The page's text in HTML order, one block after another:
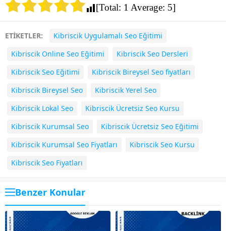
[Total: 1 Average: 5]
ETİKETLER:
Kibriscik Uygulamalı Seo Eğitimi
Kibriscik Online Seo Eğitimi
Kibriscik Seo Dersleri
Kibriscik Seo Eğitimi
Kibriscik Bireysel Seo fiyatları
Kibriscik Bireysel Seo
Kibriscik Yerel Seo
Kibriscik Lokal Seo
Kibriscik Ücretsiz Seo Kursu
Kibriscik Kurumsal Seo
Kibriscik Ücretsiz Seo Eğitimi
Kibriscik Kurumsal Seo Fiyatları
Kibriscik Seo Kursu
Kibriscik Seo Fiyatları
Benzer Konular